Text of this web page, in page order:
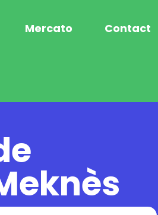
Mercato Contact